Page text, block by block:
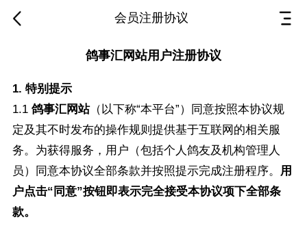
会员注册协议
鸽事汇网站用户注册协议
1. 特别提示
1.1 鸽事汇网站（以下称“本平台”）同意按照本协议规
定及其不时发布的操作规则提供基于互联网的相关服
务。为获得服务，用户（包括个人鸽友及机构管理人
员）同意本协议全部条款并按照提示完成注册程序。
用
户点击“同意”按钮即表示完全接受本协议项下全部条
款。